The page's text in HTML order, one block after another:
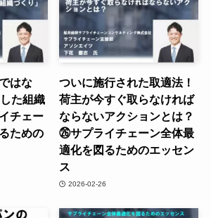
はな
た組織
チェー
ための
ついに施行された取適法！
荷主が今すぐ取らなければ
ならないアクションとは？
㉖サプライチェーン全体最
適化を図るためのエッセン
ス
2026-02-26